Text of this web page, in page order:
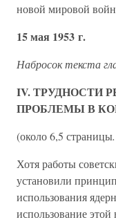
новой мировой
15 мая 1953 г.
Набросок текста
IV. ТРУДНОСТИ
ПРОБЛЕМЫ В
(около 6,5 страницы
Хотя работы
установили
использования
использование